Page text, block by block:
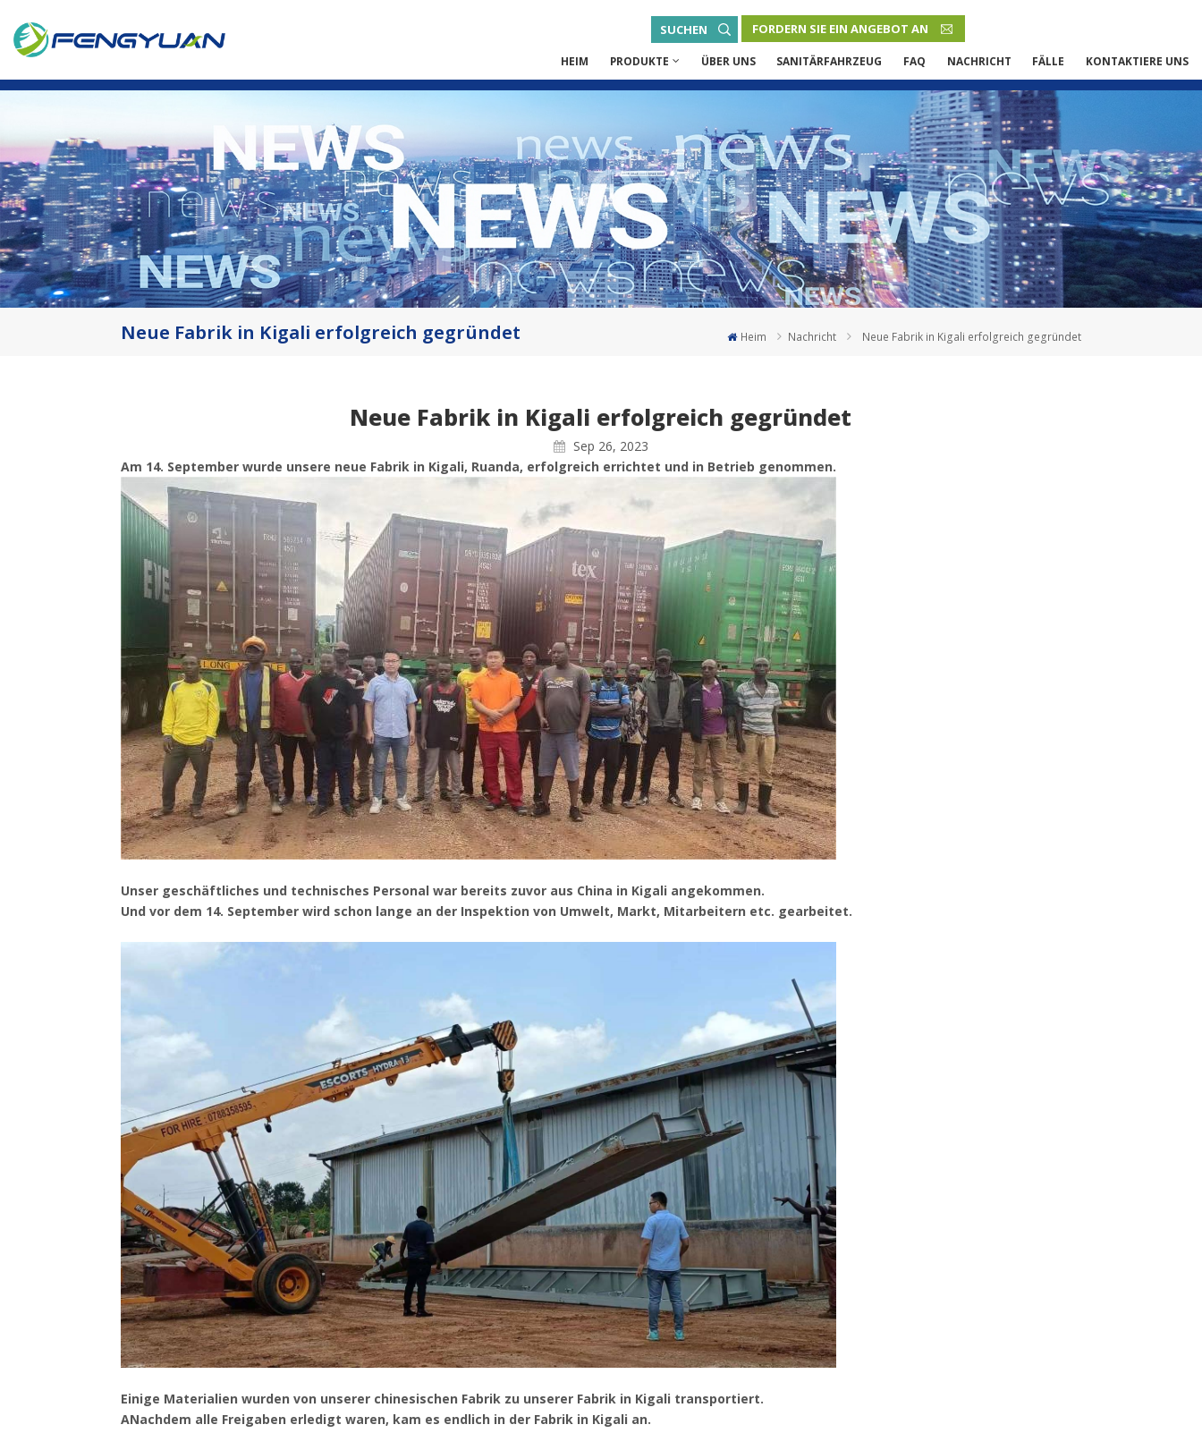
SUCHEN FORDERN SIE EIN ANGEBOT AN
French
Русский язык
Español
Português
Malay
HEIM PRODUKTE ÜBER UNS SANITÄRFAHRZEUG FAQ NACHRICHT FÄLLE KONTAKTIERE UNS
Neue Fabrik in Kigali erfolgreich gegründet Heim Nachricht Neue Fabrik in Kigali erfolgreich gegründet
Neue Fabrik in Kigali erfolgreich gegründet
Sep 26, 2023
Am 14. September wurde unsere neue Fabrik in Kigali, Ruanda, erfolgreich errichtet und in Betrieb genommen.
Unser geschäftliches und technisches Personal war bereits zuvor aus China in Kigali angekommen.
Und vor dem 14. September wird schon lange an der Inspektion von Umwelt, Markt, Mitarbeitern etc. gearbeitet.
Einige Materialien wurden von unserer chinesischen Fabrik zu unserer Fabrik in Kigali transportiert.
ANachdem alle Freigaben erledigt waren, kam es endlich in der Fabrik in Kigali an.